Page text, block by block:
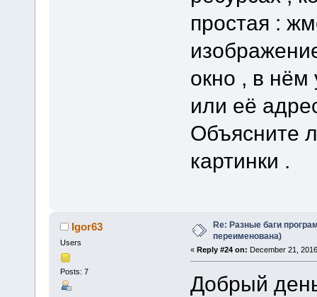
простая :
окно , в нём
или её
Объясните
картинки .
Igor63
Users
Posts: 7
Re: Разные баги
переименована)
« Reply #24 on: December 21,
Добрый